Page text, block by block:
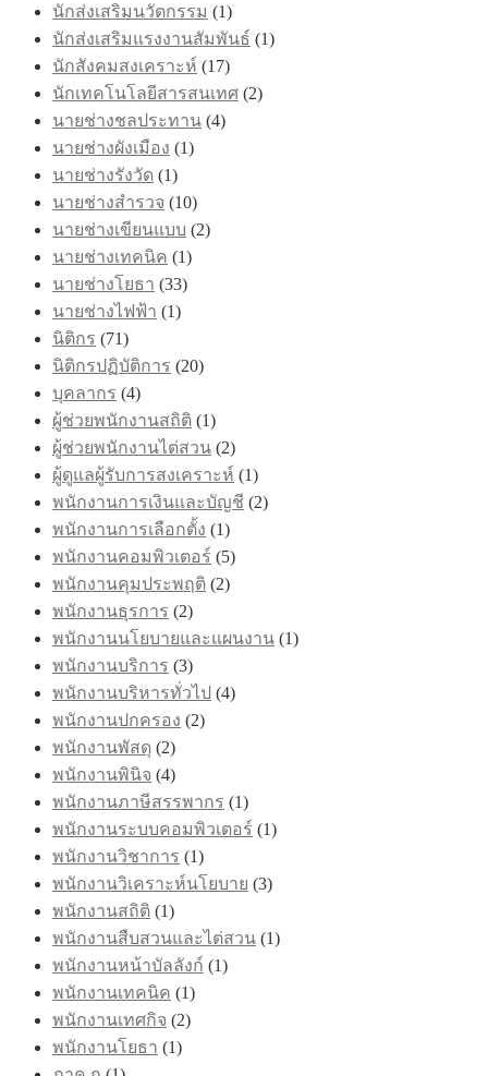
นักส่งเสริมนวัตกรรม (1)
นักส่งเสริมแรงงานสัมพันธ์ (1)
นักสังคมสงเคราะห์ (17)
นักเทคโนโลยีสารสนเทศ (2)
นายช่างชลประทาน (4)
นายช่างผังเมือง (1)
นายช่างรังวัด (1)
นายช่างสำรวจ (10)
นายช่างเขียนแบบ (2)
นายช่างเทคนิค (1)
นายช่างโยธา (33)
นายช่างไฟฟ้า (1)
นิติกร (71)
นิติกรปฏิบัติการ (20)
บุคลากร (4)
ผู้ช่วยพนักงานสถิติ (1)
ผู้ช่วยพนักงานไต่สวน (2)
ผู้ดูแลผู้รับการสงเคราะห์ (1)
พนักงานการเงินและบัญชี (2)
พนักงานการเลือกตั้ง (1)
พนักงานคอมพิวเตอร์ (5)
พนักงานคุมประพฤติ (2)
พนักงานธุรการ (2)
พนักงานนโยบายและแผนงาน (1)
พนักงานบริการ (3)
พนักงานบริหารทั่วไป (4)
พนักงานปกครอง (2)
พนักงานพัสดุ (2)
พนักงานพินิจ (4)
พนักงานภาษีสรรพากร (1)
พนักงานระบบคอมพิวเตอร์ (1)
พนักงานวิชาการ (1)
พนักงานวิเคราะห์นโยบาย (3)
พนักงานสถิติ (1)
พนักงานสืบสวนและไต่สวน (1)
พนักงานหน้าบัลลังก์ (1)
พนักงานเทคนิค (1)
พนักงานเทศกิจ (2)
พนักงานโยธา (1)